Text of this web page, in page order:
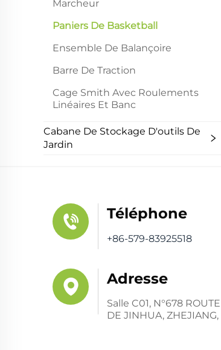
Marcheur
Paniers De Basketball
Ensemble De Balançoire
Barre De Traction
Cage Smith Avec Roulements
Linéaires Et Banc
Cabane De Stockage D'outils De
Jardin
Téléphone
+86-579-83925518
Adresse
Salle C01, N°678
DE JINHUA,